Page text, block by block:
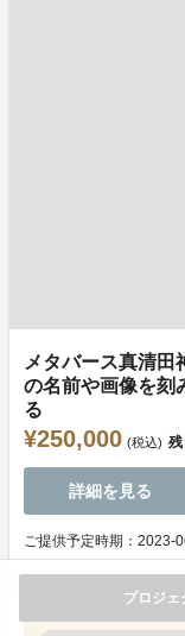
プロジェ
メタバース真清田
の名前や画像を刻
る
¥250,000 (税込) 残
詳細を見る
ご提供予定時期：2023-